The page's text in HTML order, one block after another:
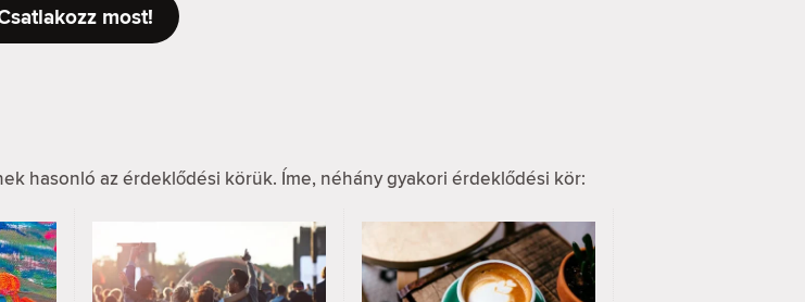
most!
hasonló az érdeklődési körük. Íme, néhány gyakori érdeklődési kör: